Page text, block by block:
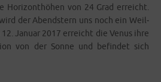
Hori­zont­hö­hen von 24 Grad erreicht.
der Abend­stern uns noch ein Weil­
Janu­ar 2017 erreicht die Venus ihre
von der Son­ne und befin­det sich